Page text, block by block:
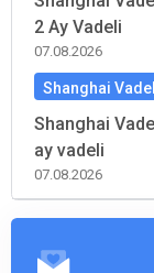
2 Ay Vadeli
07.08.2026
Shanghai
Shanghai
ay vadeli
07.08.2026